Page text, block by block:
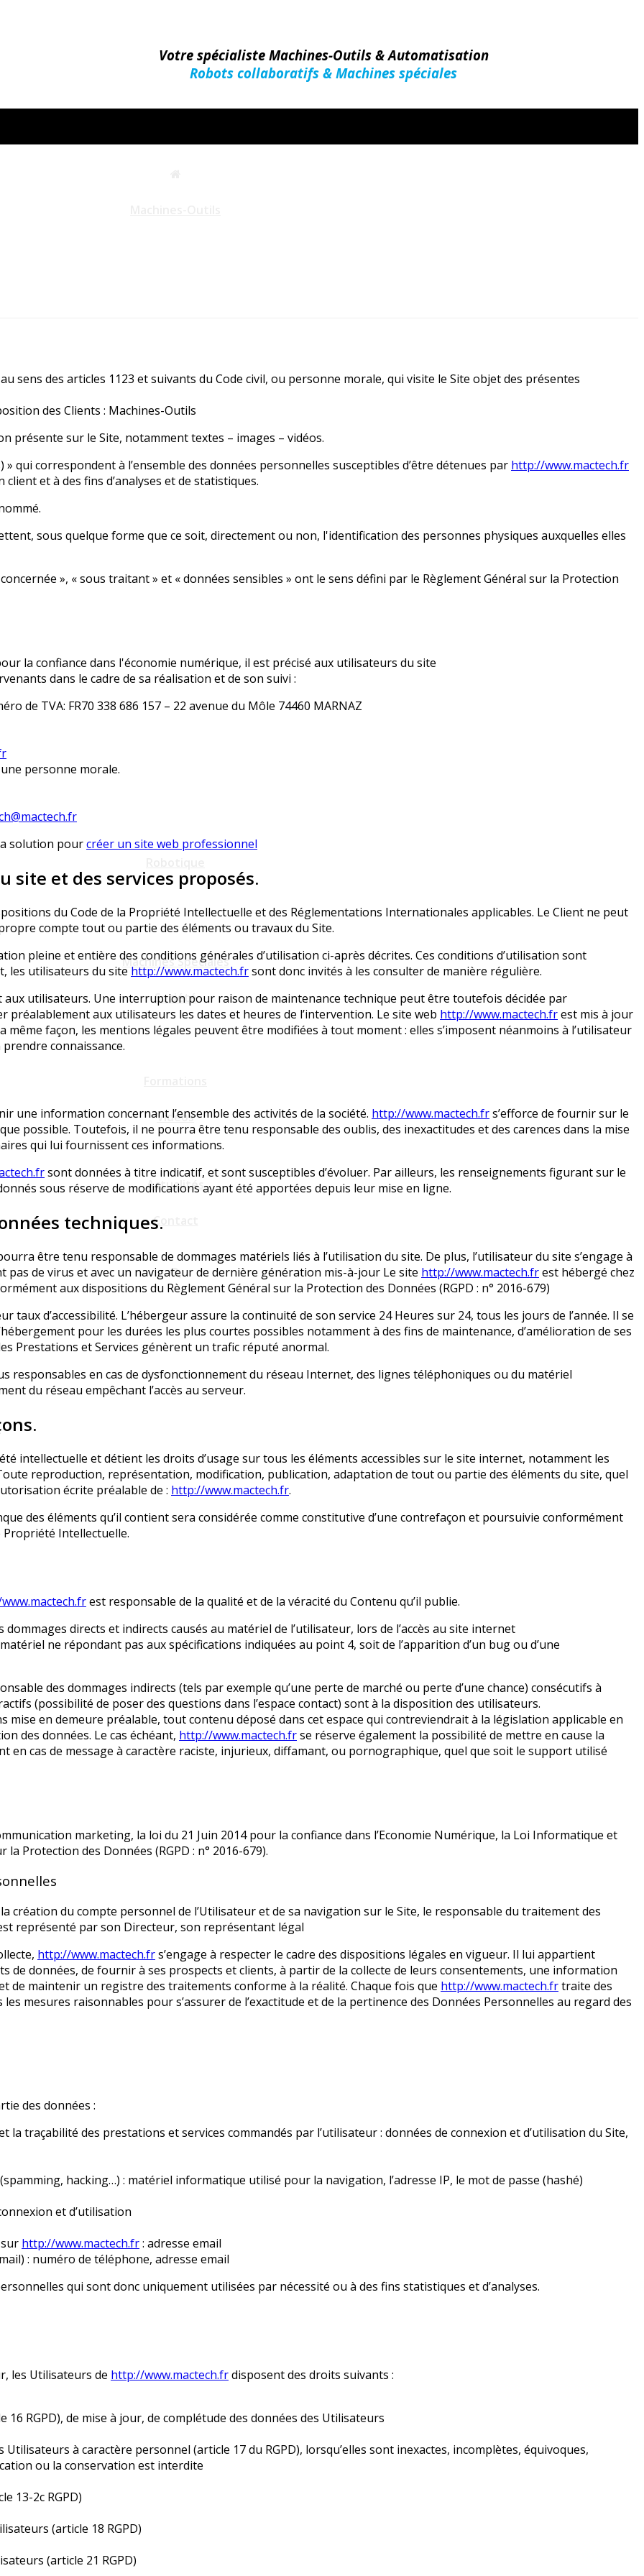
Votre spécialiste Machines-Outils & Automatisation
Robots collaboratifs & Machines spéciales
Machines Spéciales
Société
Vidéos
Actualités
Contact
sens des articles 1123 et suivants du Code civil, ou personne morale, qui visite le Site objet des présentes
des Clients : Machines-Outils
présente sur le Site, notamment textes – images – vidéos.
qui correspondent à l’ensemble des données personnelles susceptibles d’être détenues par http://www.mactech.fr
et à des fins d’analyses et de statistiques.
sous quelque forme que ce soit, directement ou non, l'identification des personnes physiques auxquelles elles
», « sous traitant » et « données sensibles » ont le sens défini par le Règlement Général sur la Protection
la confiance dans l'économie numérique, il est précisé aux utilisateurs du site
dans le cadre de sa réalisation et de son suivi :
de TVA: FR70 338 686 157 – 22 avenue du Môle 74460 MARNAZ
personne morale.
solution pourcréer un site web professionnel
site et des services proposés.
du Code de la Propriété Intellectuelle et des Réglementations Internationales applicables. Le Client ne peut
compte tout ou partie des éléments ou travaux du Site.
pleine et entière des conditions générales d’utilisation ci-après décrites. Ces conditions d’utilisation sont
les utilisateurs du site http://www.mactech.frsont donc invités à les consulter de manière régulière.
utilisateurs. Une interruption pour raison de maintenance technique peut être toutefois décidée par
préalablement aux utilisateurs les dates et heures de l’intervention. Le site web http://www.mactech.frest mis à jour
même façon, les mentions légales peuvent être modifiées à tout moment : elles s’imposent néanmoins à l’utilisateur
connaissance.
une information concernant l’ensemble des activités de la société. http://www.mactech.frs’efforce de fournir sur le
possible. Toutefois, il ne pourra être tenu responsable des oublis, des inexactitudes et des carences dans la mise
qui lui fournissent ces informations.
sont données à titre indicatif, et sont susceptibles d’évoluer. Par ailleurs, les renseignements figurant sur le
sous réserve de modifications ayant été apportées depuis leur mise en ligne.
techniques.
être tenu responsable de dommages matériels liés à l’utilisation du site. De plus, l’utilisateur du site s’engage à
de virus et avec un navigateur de dernière génération mis-à-jour Le site http://www.mactech.frest hébergé chez
aux dispositions du Règlement Général sur la Protection des Données (RGPD : n° 2016-679)
taux d’accessibilité. L’hébergeur assure la continuité de son service 24 Heures sur 24, tous les jours de l’année. Il se
pour les durées les plus courtes possibles notamment à des fins de maintenance, d’amélioration de ses
Prestations et Services génèrent un trafic réputé anormal.
responsables en cas de dysfonctionnement du réseau Internet, des lignes téléphoniques ou du matériel
du réseau empêchant l’accès au serveur.
intellectuelle et détient les droits d’usage sur tous les éléments accessibles sur le site internet, notamment les
reproduction, représentation, modification, publication, adaptation de tout ou partie des éléments du site, quel
écrite préalable de : http://www.mactech.fr.
des éléments qu’il contient sera considérée comme constitutive d’une contrefaçon et poursuivie conformément
Propriété Intellectuelle.
est responsable de la qualité et de la véracité du Contenu qu’il publie.
directs et indirects causés au matériel de l’utilisateur, lors de l’accès au site internet
ne répondant pas aux spécifications indiquées au point 4, soit de l’apparition d’un bug ou d’une
des dommages indirects (tels par exemple qu’une perte de marché ou perte d’une chance) consécutifs à
(possibilité de poser des questions dans l’espace contact) sont à la disposition des utilisateurs.
mise en demeure préalable, tout contenu déposé dans cet espace qui contreviendrait à la législation applicable en
des données. Le cas échéant, http://www.mactech.frse réserve également la possibilité de mettre en cause la
en cas de message à caractère raciste, injurieux, diffamant, ou pornographique, quel que soit le support utilisé
marketing, la loi du 21 Juin 2014 pour la confiance dans l’Economie Numérique, la Loi Informatique et
Protection des Données (RGPD : n° 2016-679).
création du compte personnel de l’Utilisateur et de sa navigation sur le Site, le responsable du traitement des
représenté par son Directeur, son représentant légal
http://www.mactech.frs’engage à respecter le cadre des dispositions légales en vigueur. Il lui appartient
de données, de fournir à ses prospects et clients, à partir de la collecte de leurs consentements, une information
de maintenir un registre des traitements conforme à la réalité. Chaque fois que http://www.mactech.frtraite des
mesures raisonnables pour s’assurer de l’exactitude et de la pertinence des Données Personnelles au regard des
des données :
traçabilité des prestations et services commandés par l’utilisateur : données de connexion et d’utilisation du Site,
hacking…) : matériel informatique utilisé pour la navigation, l’adresse IP, le mot de passe (hashé)
et d’utilisation
http://www.mactech.fr: adresse email
: numéro de téléphone, adresse email
qui sont donc uniquement utilisées par nécessité ou à des fins statistiques et d’analyses.
les Utilisateurs de http://www.mactech.frdisposent des droits suivants :
RGPD), de mise à jour, de complétude des données des Utilisateurs
à caractère personnel (article 17 du RGPD), lorsqu’elles sont inexactes, incomplètes, équivoques,
ou la conservation est interdite
13-2c RGPD)
(article 18 RGPD)
(article 21 RGPD)